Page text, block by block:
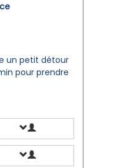
un petit détour
pour prendre